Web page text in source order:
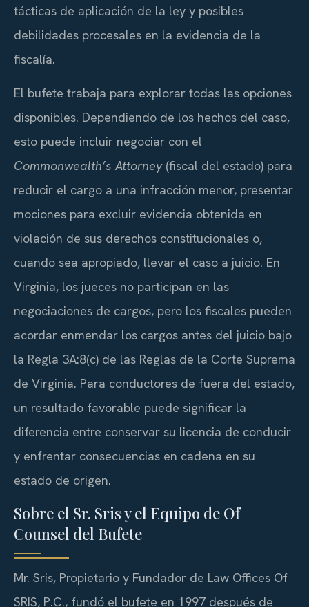
tácticas de aplicación de la ley y posibles
debilidades procesales en la evidencia de la
fiscalía.
El bufete trabaja para explorar todas las opciones
disponibles. Dependiendo de los hechos del caso,
esto puede incluir negociar con el
Commonwealth’s Attorney(fiscal del estado) para
reducir el cargo a una infracción menor, presentar
mociones para excluir evidencia obtenida en
violación de sus derechos constitucionales o,
cuando sea apropiado, llevar el caso a juicio. En
Virginia, los jueces no participan en las
negociaciones de cargos, pero los fiscales pueden
acordar enmendar los cargos antes del juicio bajo
la Regla 3A:8(c) de las Reglas de la Corte Suprema
de Virginia. Para conductores de fuera del estado,
un resultado favorable puede significar la
diferencia entre conservar su licencia de conducir
y enfrentar consecuencias en cadena en su
estado de origen.
Sobre el Sr. Sris y el Equipo de Of
Counsel del Bufete
Mr. Sris, Propietario y Fundador de Law Offices Of
SRIS, P.C., fundó el bufete en 1997 después de